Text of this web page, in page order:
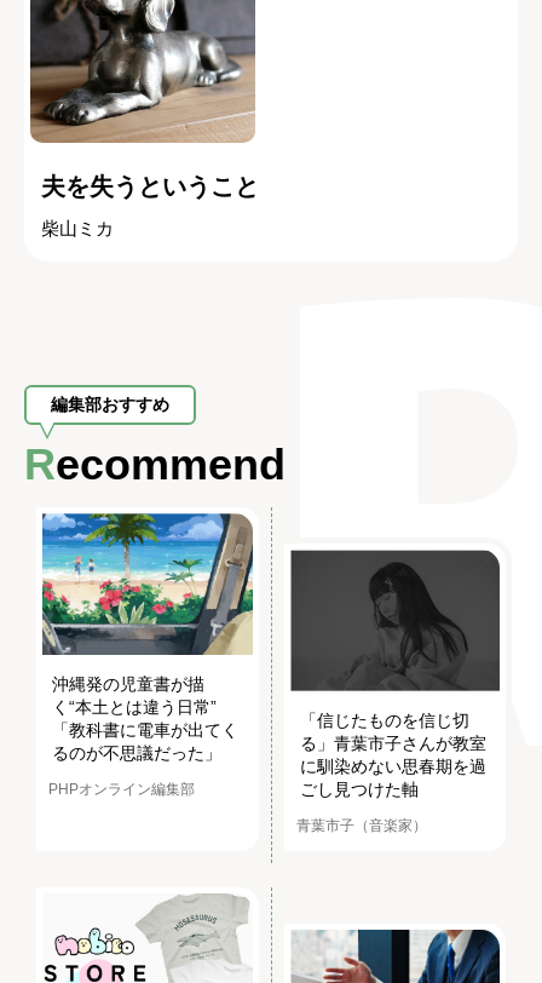
夫を失うということ
柴山ミカ
編集部おすすめ
Recommend
沖縄発の児童書が描
く“本土とは違う日常”
「教科書に電車が出てく
るのが不思議だった」
PHPオンライン編集部
「信じたものを信じ切
る」青葉市子さんが教室
に馴染めない思春期を過
ごし見つけた軸
青葉市子（音楽家）